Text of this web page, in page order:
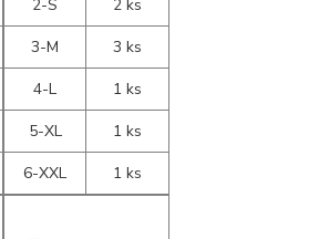
2-S
2 ks
3-M
3 ks
4-L
1 ks
5-XL
1 ks
6-XXL
1 ks